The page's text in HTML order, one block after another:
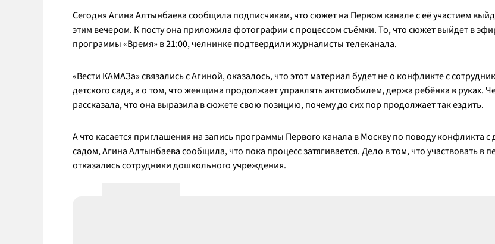
Сегодня Агина Алтынбаева сообщила подписчикам, что сюжет на Первом канале с её участием
этим вечером. К посту она приложила фотографии с процессом съёмки. То, что сюжет выйдет в
программы «Время» в 21:00, челнинке подтвердили журналисты телеканала.
«Вести КАМАЗа» связались с Агиной, оказалось, что этот материал будет не о конфликте с
детского сада, а о том, что женщина продолжает управлять автомобилем, держа ребёнка в руках.
рассказала, что она выразила в сюжете свою позицию, почему до сих пор продолжает так ездить.
А что касается приглашения на запись программы Первого канала в Москву по поводу конфликта с
садом, Агина Алтынбаева сообщила, что пока процесс затягивается. Дело в том, что участвовать в
отказались сотрудники дошкольного учреждения.